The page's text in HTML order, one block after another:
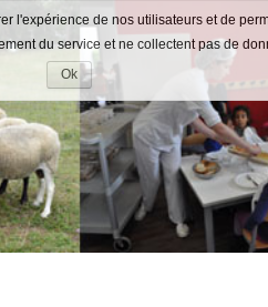
l'expérience de nos utilisateurs et de
du service et ne collectent pas de
Ok
Accepter
les
cookies